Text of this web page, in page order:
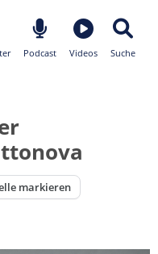
Podcast Videos Suche
markieren